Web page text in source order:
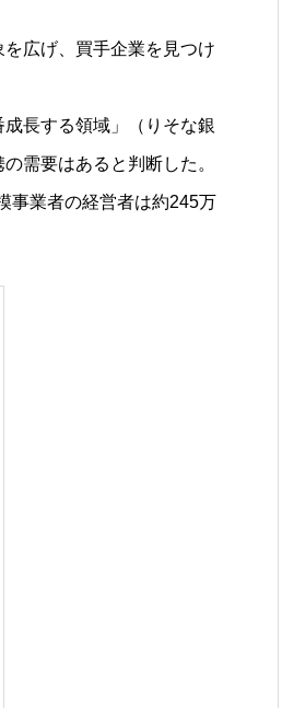
広げ、買手企業を見つけ
長する領域」（りそな銀
需要はあると判断した。
事業者の経営者は約245万